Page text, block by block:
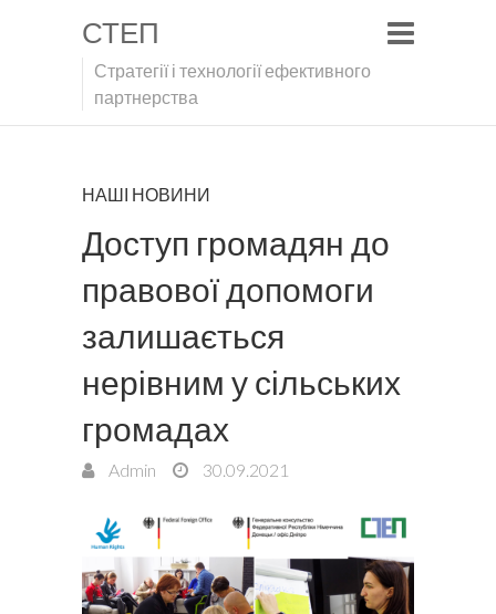
СТЕП
Стратегії і технології ефективного
партнерства
НАШІ НОВИНИ
Доступ громадян до
правової допомоги
залишається
нерівним у сільських
громадах
Admin 30.09.2021